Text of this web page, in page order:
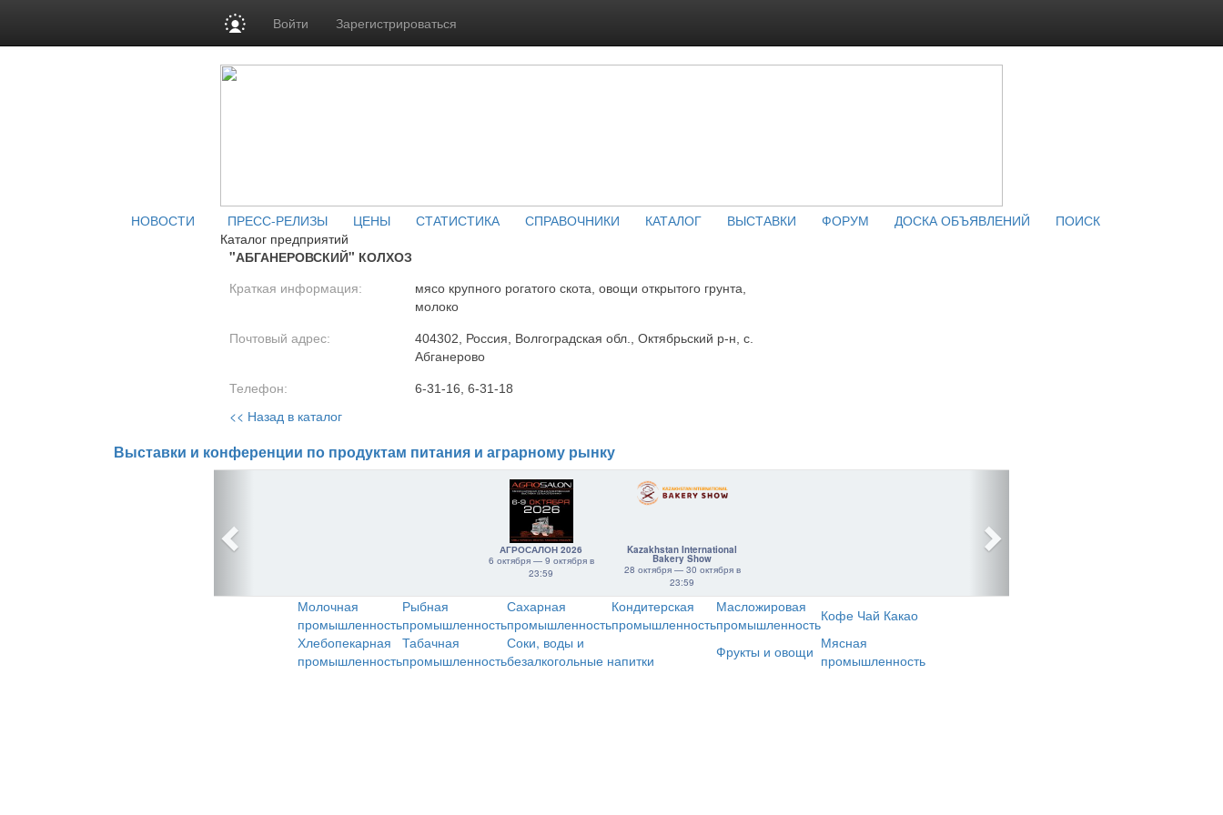
Войти Зарегистрироваться
НОВОСТИ ПРЕСС-РЕЛИЗЫ ЦЕНЫ СТАТИСТИКА СПРАВОЧНИКИ КАТАЛОГ ВЫСТАВКИ ФОРУМ ДОСКА ОБЪЯВЛЕНИЙ
ПОИСК
Каталог предприятий
"АБГАНЕРОВСКИЙ" КОЛХОЗ
Краткая информация:
мясо крупного рогатого скота, овощи открытого грунта,
молоко
Почтовый адрес:
404302, Россия, Волгоградская обл., Октябрьский р-н, с.
Абганерово
Телефон: 6-31-16, 6-31-18
<< Назад в каталог
Выставки и конференции по продуктам питания и аграрному рынку
АГРОСАЛОН 2026
6 октября — 9 октября в
23:59
Kazakhstan International
Bakery Show
28 октября — 30 октября в
23:59
Молочная
промышленность
Рыбная
промышленность
Сахарная
промышленность
Кондитерская
промышленность
Масложировая
промышленностьКофе Чай Какао
Хлебопекарная
промышленность
Табачная
промышленность
Соки, воды и
безалкогольные напитки
Фрукты и овощи Мясная
промышленность